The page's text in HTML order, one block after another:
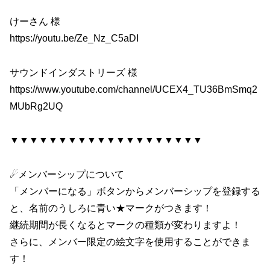
けーさん 様
https://youtu.be/Ze_Nz_C5aDI
サウンドインダストリーズ 様
https://www.youtube.com/channel/UCEX4_TU36BmSmq2
MUbRg2UQ
▼▼▼▼▼▼▼▼▼▼▼▼▼▼▼▼▼▼▼▼
☄メンバーシップについて
「メンバーになる」ボタンからメンバーシップを登録する
と、名前のうしろに青い★マークがつきます！
継続期間が長くなるとマークの種類が変わりますよ！
さらに、メンバー限定の絵文字を使用することができま
す！